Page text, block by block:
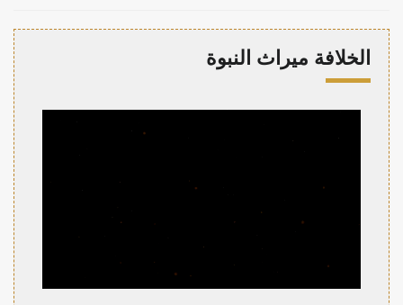
الخلافة ميراث النبوة